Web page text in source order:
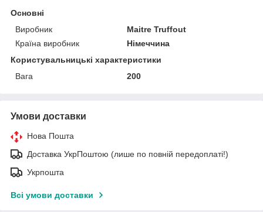
Основні
Виробник
Maitre Truffout
Країна виробник
Німеччина
Користувальницькі характеристики
Вага
200
Умови доставки
Нова Пошта
Доставка УкрПоштою (лише по повній передоплаті!)
Укрпошта
Всі умови доставки